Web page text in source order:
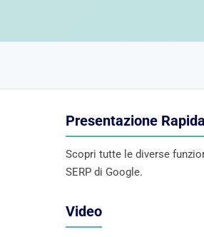
Presentazione
Scopri tutte le diverse
SERP di Google.
Video